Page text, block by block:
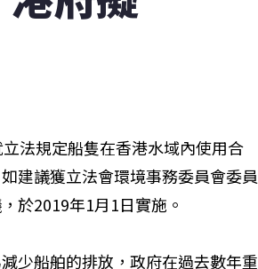
法規定船隻在香港水域內使用合
建議獲立法會環境事務委員會委員
於2019年1月1日實施。
少船舶的排放，政府在過去數年重